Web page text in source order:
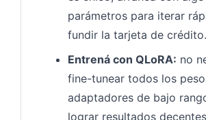
parámetros para iterar
fundir la tarjeta de crédito.
Entrená con QLoRA: no
fine-tunear todos los
adaptadores de bajo
lograr resultados